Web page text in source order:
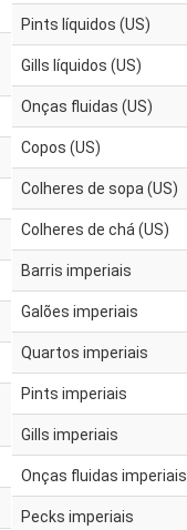
Pints líquidos (US)
Gills líquidos (US)
Onças fluidas (US)
Copos (US)
Colheres de sopa (US)
Colheres de chá (US)
Barris imperiais
Galões imperiais
Quartos imperiais
Pints imperiais
Gills imperiais
Onças fluidas imperiais
Pecks imperiais